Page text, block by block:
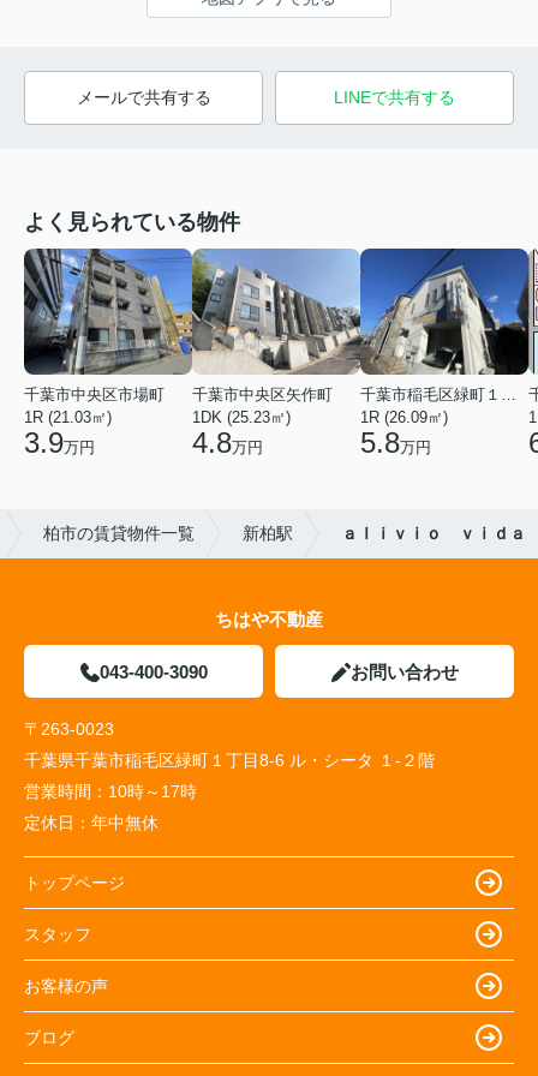
メールで共有する LINEで共有する
よく見られている物件
千葉市中央区市場町
1R (21.03㎡)
3.9万円
千葉市中央区矢作町
1DK (25.23㎡)
4.8万円
千葉市稲毛区緑町１丁目
1R (26.09㎡)
5.8万円
柏市の賃貸物件一覧 新柏駅 ａｌｉｖｉｏ ｖｉｄａ
ちはや不動産
043-400-3090 お問い合わせ
〒263-0023
千葉県千葉市稲毛区緑町１丁目8-6 ル・シータ １-２階
営業時間： 10時～17時
定休日： 年中無休
トップページ
スタッフ
お客様の声
ブログ